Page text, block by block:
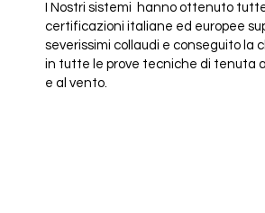
I Nostri sistemi hanno ottenuto
certificazioni italiane ed europee
severissimi collaudi e conseguito la
in tutte le prove tecniche di tenuta
e al vento.